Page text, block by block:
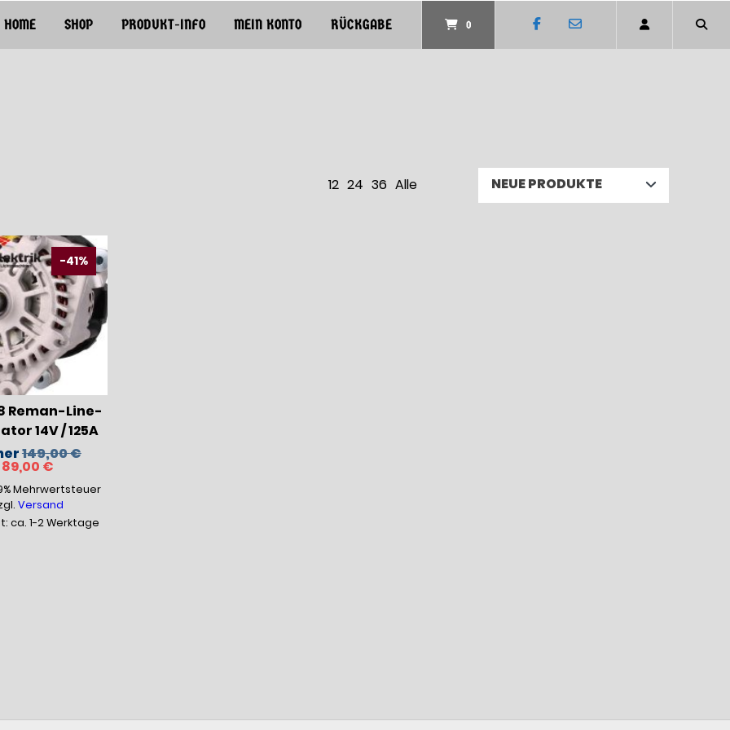
HOME SHOP PRODUKT-INFO MEIN KONTO RÜCKGABE 0
12 24 36 Alle
-41%
Reman-Line-
14V / 125A
149,00€Ursprünglicher
149,00 €
89,00 €Aktueller
ist:
89,00 €.
Mehrwertsteuer
Versand
ca. 1-2 Werktage